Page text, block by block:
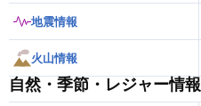
地震情報
火山情報
自然・季節・レジャー情報